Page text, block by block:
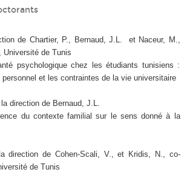
de Chartier, P., Bernaud, J.L. et Naceur, M.,
Université de Tunis
psychologique chez les étudiants tunisiens :
et les contraintes de la vie universitaire
direction de Bernaud, J.L.
du contexte familial sur le sens donné à la
direction de Cohen-Scali, V., et Kridis, N., co-
de Tunis